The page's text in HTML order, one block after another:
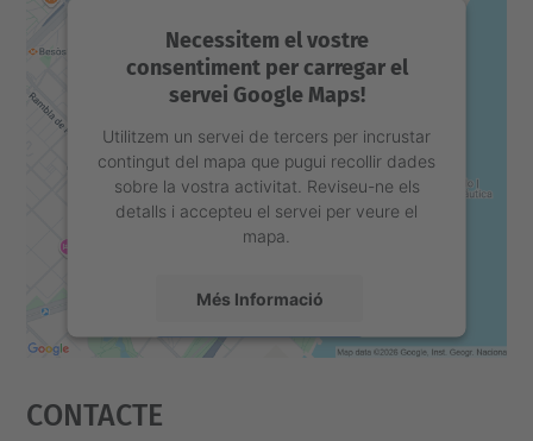
Necessitem el vostre
consentiment per carregar el
servei Google Maps!
Utilitzem un servei de tercers per incrustar
contingut del mapa que pugui recollir dades
sobre la vostra activitat. Reviseu-ne els
detalls i accepteu el servei per veure el
mapa.
Més Informació
powered by
Contacte